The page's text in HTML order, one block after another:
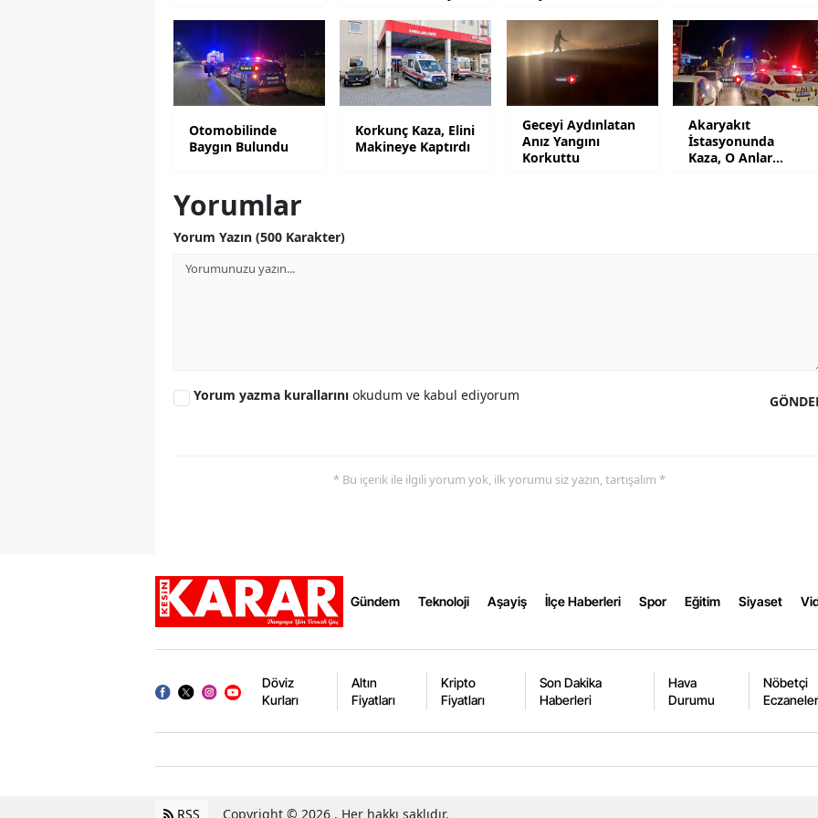
Yozgat
Zonguldak
Aksaray
Bayburt
Düzce
Otomobilinde
Baygın Bulundu
Korkunç Kaza, Elini
Makineye Kaptırdı
Geceyi Aydınlatan
Anız Yangını
Korkuttu
Akaryakıt
İstasyonunda
Kaza, O Anlar
Yorumlar
Yorum Yazın (500 Karakter)
Yorum yazma kurallarını okudum ve kabul ediyorum
* Bu içerik ile ilgili yorum yok, ilk yorumu siz yazın, tartışalım *
Gündem Teknoloji Aşayiş İlçe Haberleri Spor Eğitim Siyaset
Döviz
Kurları
Altın
Fiyatları
Kripto
Fiyatları
Son Dakika
Haberleri
Hava
Durumu
Nöbetçi
Eczaneler
RSS Copyright © 2026 . Her hakkı saklıdır.